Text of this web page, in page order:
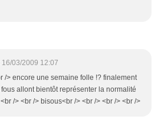
16/03/2009 12:07
/> encore une semaine folle !? finalement
allont bientôt représenter la normalité
/> <br /> bisous<br /> <br /> <br /> <br />